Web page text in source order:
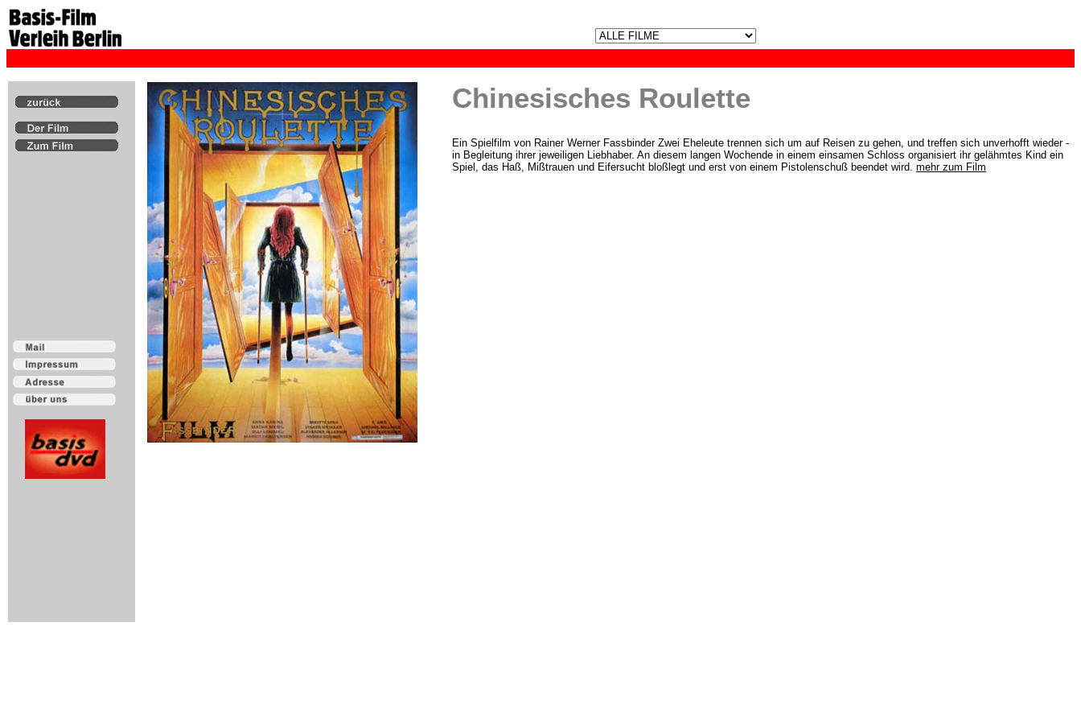
Chinesisches Roulette
Ein Spielfilm von Rainer Werner Fassbinder Zwei Eheleute trennen sich um auf Reisen zu gehen, und treffen sich unverhofft wieder -
in Begleitung ihrer jeweiligen Liebhaber. An diesem langen Wochende in einem einsamen Schloss organisiert ihr gelähmtes Kind ein
Spiel, das Haß, Mißtrauen und Eifersucht bloßlegt und erst von einem Pistolenschuß beendet wird. mehr zum Film